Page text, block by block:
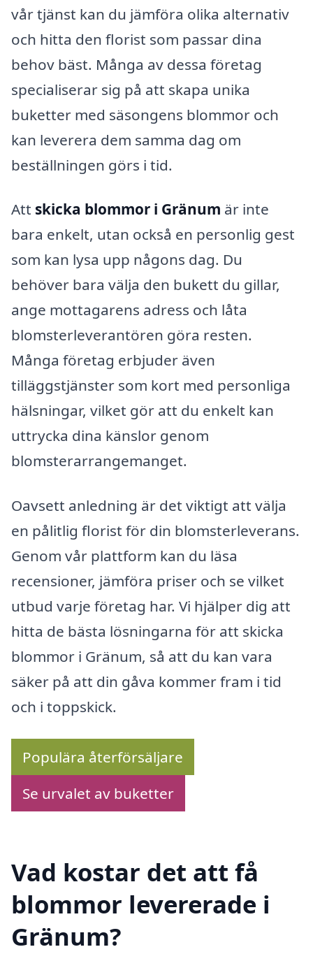
vår tjänst kan du jämföra olika alternativ
och hitta den florist som passar dina
behov bäst. Många av dessa företag
specialiserar sig på att skapa unika
buketter med säsongens blommor och
kan leverera dem samma dag om
beställningen görs i tid.
Att skicka blommor i Gränum är inte
bara enkelt, utan också en personlig gest
som kan lysa upp någons dag. Du
behöver bara välja den bukett du gillar,
ange mottagarens adress och låta
blomsterleverantören göra resten.
Många företag erbjuder även
tilläggstjänster som kort med personliga
hälsningar, vilket gör att du enkelt kan
uttrycka dina känslor genom
blomsterarrangemanget.
Oavsett anledning är det viktigt att välja
en pålitlig florist för din blomsterleverans.
Genom vår plattform kan du läsa
recensioner, jämföra priser och se vilket
utbud varje företag har. Vi hjälper dig att
hitta de bästa lösningarna för att skicka
blommor i Gränum, så att du kan vara
säker på att din gåva kommer fram i tid
och i toppskick.
Populära återförsäljare
Se urvalet av buketter
Vad kostar det att få
blommor levererade i
Gränum?